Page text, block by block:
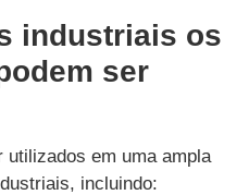
industriais os
ser
em uma ampla
incluindo: